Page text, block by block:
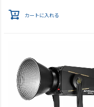
カートに入れる